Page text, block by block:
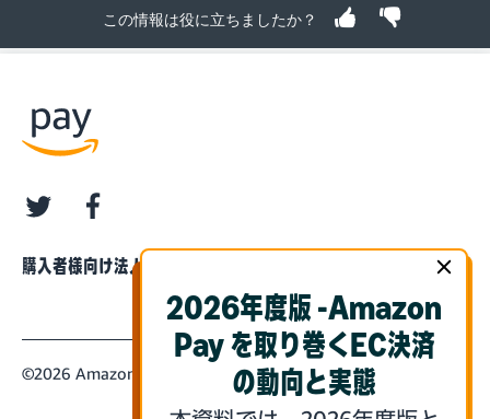
この情報は役に立ちましたか？
購入者様向け法人・企業様向け
twitter facebook
©2026 Amazon.com, Inc. or its Affiliates
2026年度版 -Amazon
Pay を取り巻くEC決済
の動向と実態